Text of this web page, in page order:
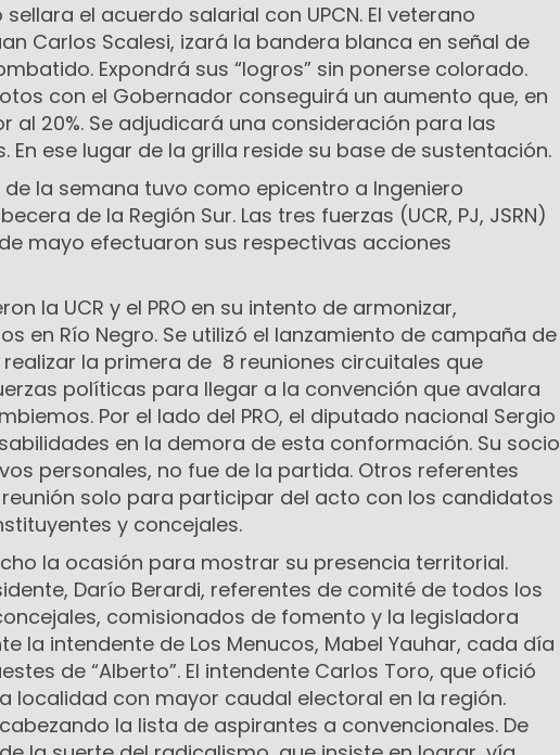
el acuerdo salarial con UPCN. El veterano
Carlos Scalesi, izará la bandera blanca en señal de
Expondrá sus “logros” sin ponerse colorado.
con el Gobernador conseguirá un aumento que, en
al 20%. Se adjudicará una consideración para las
ese lugar de la grilla reside su base de sustentación.
de la semana tuvo como epicentro a Ingeniero
de la Región Sur. Las tres fuerzas (UCR, PJ, JSRN)
mayo efectuaron sus respectivas acciones
la UCR y el PRO en su intento de armonizar,
en Río Negro. Se utilizó el lanzamiento de campaña de
la primera de 8 reuniones circuitales que
políticas para llegar a la convención que avalara
Por el lado del PRO, el diputado nacional Sergio
en la demora de esta conformación. Su socio
personales, no fue de la partida. Otros referentes
solo para participar del acto con los candidatos
y concejales.
la ocasión para mostrar su presencia territorial.
Darío Berardi, referentes de comité de todos los
comisionados de fomento y la legisladora
la intendente de Los Menucos, Mabel Yauhar, cada día
de “Alberto”. El intendente Carlos Toro, que ofició
localidad con mayor caudal electoral en la región.
la lista de aspirantes a convencionales. De